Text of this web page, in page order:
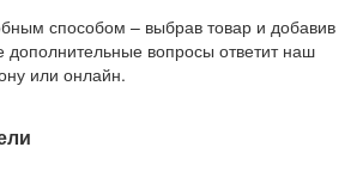
способом – выбрав товар и добавив
дополнительные вопросы ответит наш
или онлайн.